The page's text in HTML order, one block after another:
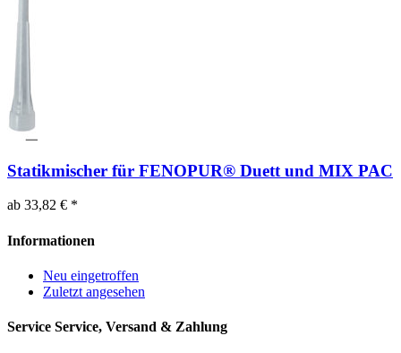
Statikmischer für FENOPUR® Duett und MIX PAC
ab 33,82 € *
Informationen
Neu eingetroffen
Zuletzt angesehen
Service Service, Versand & Zahlung